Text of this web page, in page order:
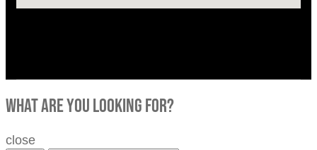
what are you looking for?
close